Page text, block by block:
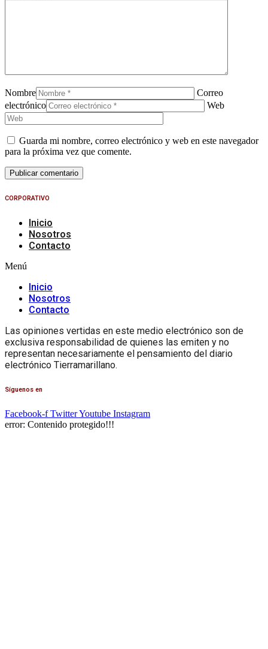
Nombre
Correo
electrónico
Web
Guarda mi nombre, correo electrónico y web en este navegador
para la próxima vez que comente.
CORPORATIVO
Inicio
Nosotros
Contacto
Menú
Inicio
Nosotros
Contacto
Las opiniones vertidas en este medio electrónico son de
exclusiva responsabilidad de quienes las emiten y no
representan necesariamente el pensamiento del diario
electrónico Tierramarillano.
Síguenos en
Facebook-f TwitterYoutube Instagram
error: Contenido protegido!!!